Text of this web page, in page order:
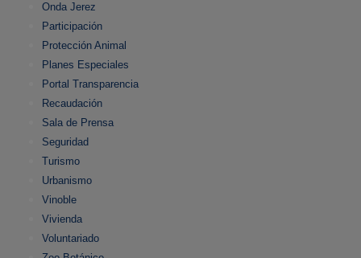
Onda Jerez
Participación
Protección Animal
Planes Especiales
Portal Transparencia
Recaudación
Sala de Prensa
Seguridad
Turismo
Urbanismo
Vinoble
Vivienda
Voluntariado